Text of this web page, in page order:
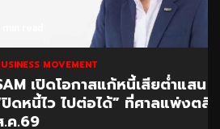
นี้เสียต่ำแสน ผ่านโครงการ
” ที่ศาลแพ่งตลิ่งชัน 8-9